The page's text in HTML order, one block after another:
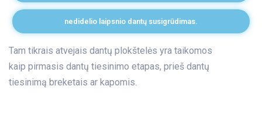
nedidelio laipsnio dantų susigrūdimas.
Tam tikrais atvejais dantų plokštelės yra taikomos
kaip pirmasis dantų tiesinimo etapas, prieš dantų
tiesinimą breketais ar kapomis.